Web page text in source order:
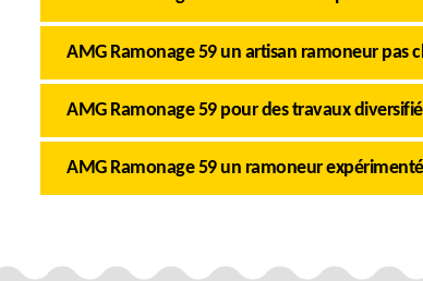
AMG Ramonage 59 un artisan ramoneur pas
AMG Ramonage 59 pour des travaux
AMG Ramonage 59 un ramoneur expérimenté